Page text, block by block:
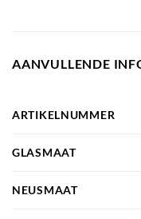
AANVULLENDE
ARTIKELNUMMER
GLASMAAT
NEUSMAAT